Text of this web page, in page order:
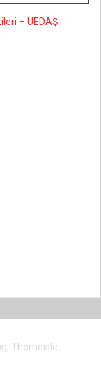
– UEDAŞ
, Themeisle.